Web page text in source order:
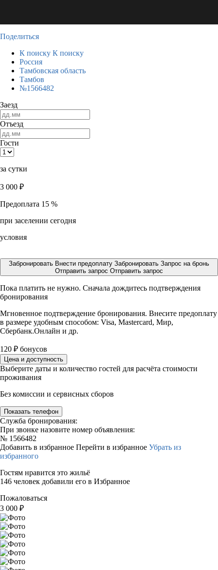
Поделиться
К поиску К поиску
Россия
Тамбовская область
Тамбов
№1566482
Заезд
Отъезд
Гости
за сутки
3 000 ₽
Предоплата 15 %
при заселении сегодня
условия
Забронировать Внести предоплату Забронировать Запрос на бронь
Отправить запрос Отправить запрос
Пока платить не нужно. Сначала дождитесь подтверждения
бронирования
Мгновенное подтверждение бронирования. Внесите предоплату
в размере удобным способом: Visa, Mastercard, Мир,
Сбербанк.Онлайн и др.
120 ₽ бонусов
Цена и доступность
Выберите даты и количество гостей для расчёта стоимости
проживания
Без комиссии и сервисных сборов
Показать телефон
Служба бронирования:
При звонке назовите номер объявления:
№ 1566482
Добавить в избранное Перейти в избранное Убрать из
избранного
Гостям нравится это жильё
146 человек добавили его в Избранное
Пожаловаться
3 000 ₽